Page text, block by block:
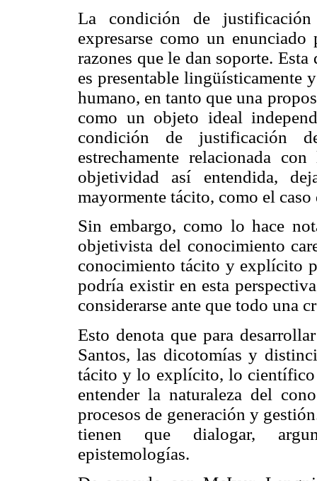
La condición de
expresarse como un
razones que le dan soporte.
es presentable lingüísticamente
humano, en tanto que una
como un objeto ideal
condición de justificación
estrechamente relacionada
objetividad así entendida,
mayormente tácito, como el
Sin embargo, como lo hace
objetivista del conocimiento
conocimiento tácito y explícito
podría existir en esta
considerarse ante que todo una
Esto denota que para
Santos, las dicotomías y
tácito y lo explícito, lo
entender la naturaleza del
procesos de generación y
tienen que dialogar,
epistemologías.